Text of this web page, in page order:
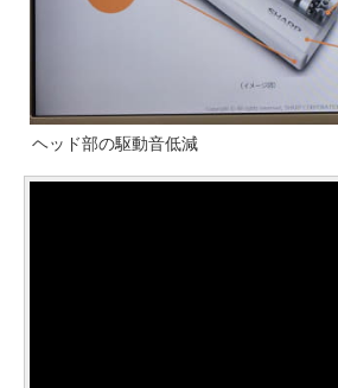
ヘッド部の駆動音低減